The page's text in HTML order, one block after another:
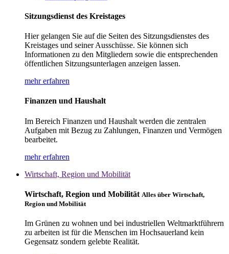
Sitzungsdienst des Kreistages
Hier gelangen Sie auf die Seiten des Sitzungsdienstes des
Kreistages und seiner Ausschüsse. Sie können sich
Informationen zu den Mitgliedern sowie die entsprechenden
öffentlichen Sitzungsunterlagen anzeigen lassen.
mehr erfahren
Finanzen und Haushalt
Im Bereich Finanzen und Haushalt werden die zentralen
Aufgaben mit Bezug zu Zahlungen, Finanzen und Vermögen
bearbeitet.
mehr erfahren
Wirtschaft, Region und Mobilität
Wirtschaft, Region und Mobilität Alles über Wirtschaft,
Region und Mobilität
Im Grünen zu wohnen und bei industriellen Weltmarktführern
zu arbeiten ist für die Menschen im Hochsauerland kein
Gegensatz sondern gelebte Realität.